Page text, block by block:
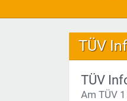
TÜV
TÜV
Am TÜV 1